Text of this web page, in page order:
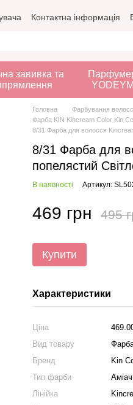
Контактна інформація
завивка та
Головна Фарбування
Фарба KIN Kincream Color Kin
8/31 Фарба для волосся
8/31 Фарба для
попелястий
В наявності Артикул:
469 грн 495
Купити
Характеристики
Ціна
Вид товару
Бренд
Kin
Тип фарби
Лінійка